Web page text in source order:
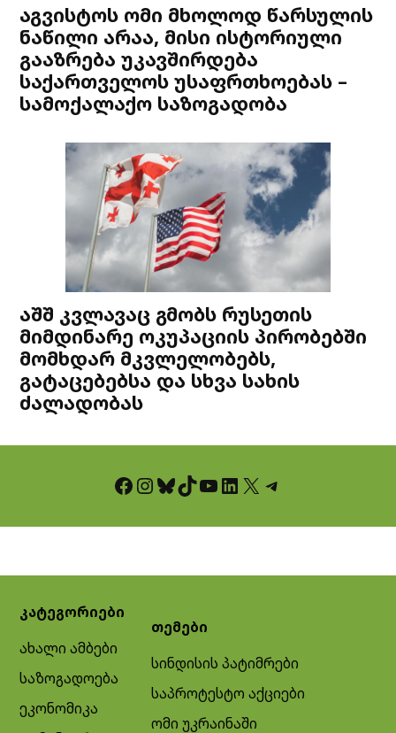
აგვისტოს ომი მხოლოდ წარსულის
ნაწილი არაა, მისი ისტორიული
გააზრება უკავშირდება
საქართველოს უსაფრთხოებას –
სამოქალაქო საზოგადობა
აშშ კვლავაც გმობს რუსეთის
მიმდინარე ოკუპაციის პირობებში
მომხდარ მკვლელობებს,
გატაცებებსა და სხვა სახის
ძალადობას
Facebook InstagramBluesky TikTok YouTube LinkedIn X Telegram
კატეგორიები
ახალი ამბები
საზოგადოება
ეკონომიკა
თემები
სინდისის პატიმრები
საპროტესტო აქციები
ომი უკრაინაში